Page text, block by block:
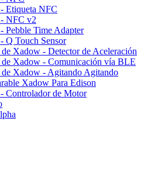
Etiqueta NFC
NFC v2
Pebble Time Adapter
Q Touch Sensor
Xadow - Detector de Aceleración
Xadow - Comunicación vía BLE
Xadow - Agitando Agitando
Xadow Para Edison
Controlador de Motor